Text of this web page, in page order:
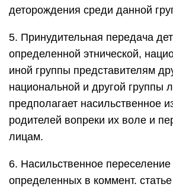
деторождения среди данной
5. Принудительная передача
определенной этнической,
иной группы представителям
национальной и другой группы
предполагает насильственное
родителей вопреки их воле и
лицам.
6. Насильственное
определенных в коммент. статье